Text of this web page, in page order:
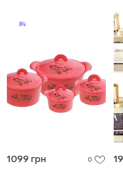
1099 грн 0